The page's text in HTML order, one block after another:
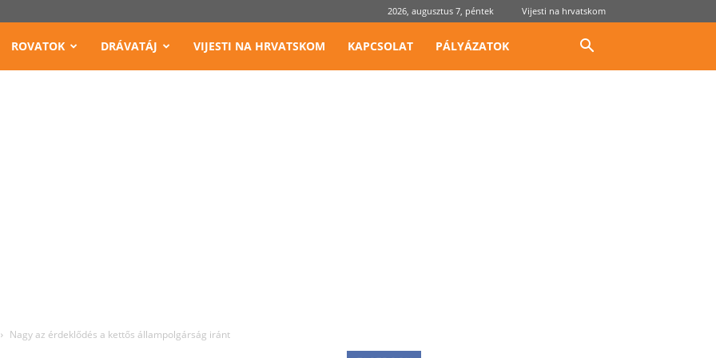
2026, augusztus 7, péntek Vijesti na hrvatskom
ROVATOK DRÁVATÁJ VIJESTI NA HRVATSKOM KAPCSOLAT PÁLYÁZATOK
Nagy az érdeklődés a kettős állampolgárság iránt